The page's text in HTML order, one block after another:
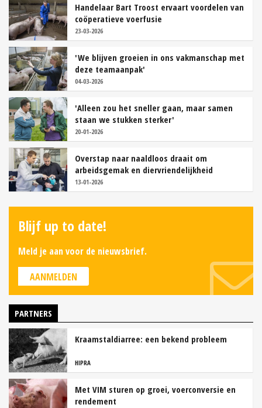
Handelaar Bart Troost ervaart voordelen van
coöperatieve voerfusie
23-03-2026
'We blijven groeien in ons vakmanschap met
deze teamaanpak'
04-03-2026
'Alleen zou het sneller gaan, maar samen
staan we stukken sterker'
20-01-2026
Overstap naar naaldloos draait om
arbeidsgemak en diervriendelijkheid
13-01-2026
Blijf up to date!
Meld je aan voor de nieuwsbrief.
AANMELDEN
PARTNERS
Kraamstaldiarree: een bekend probleem
HIPRA
Met VIM sturen op groei, voerconversie en
rendement